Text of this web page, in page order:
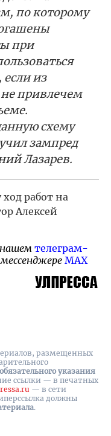
по которому
при
из
привлечем
схему
зампред
Лазарев.
ход работ на
Алексей
телеграм-
MAX
размещенных
обязательного указания
ссылки — в печатных
— в сети
должны
.